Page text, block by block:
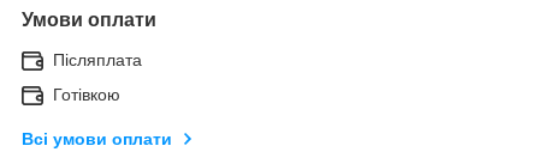
Умови оплати
Післяплата
Готівкою
Всі умови оплати